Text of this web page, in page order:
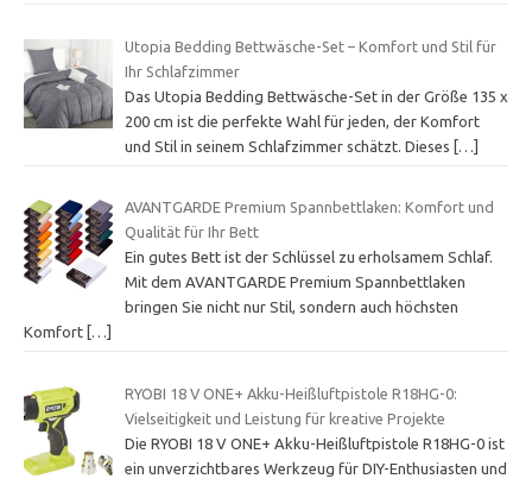
Utopia Bedding Bettwäsche-Set – Komfort und Stil für
Ihr Schlafzimmer
Das Utopia Bedding Bettwäsche-Set in der Größe 135 x
200 cm ist die perfekte Wahl für jeden, der Komfort
und Stil in seinem Schlafzimmer schätzt. Dieses
[…]
AVANTGARDE Premium Spannbettlaken: Komfort und
Qualität für Ihr Bett
Ein gutes Bett ist der Schlüssel zu erholsamem Schlaf.
Mit dem AVANTGARDE Premium Spannbettlaken
bringen Sie nicht nur Stil, sondern auch höchsten
Komfort […]
RYOBI 18 V ONE+ Akku-Heißluftpistole R18HG-0:
Vielseitigkeit und Leistung für kreative Projekte
Die RYOBI 18 V ONE+ Akku-Heißluftpistole R18HG-0 ist
ein unverzichtbares Werkzeug für DIY-Enthusiasten und